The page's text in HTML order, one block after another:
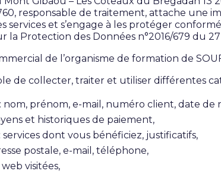
responsable de traitement, attache une
services et s’engage à les protéger
la Protection des Données n°2016/679 du 27
de l’organisme de formation de
de collecter, traiter et utiliser différentes
nom, prénom, e-mail, numéro client, date de
et historiques de paiement,
dont vous bénéficiez, justificatifs,
postale, e-mail, téléphone,
visitées,